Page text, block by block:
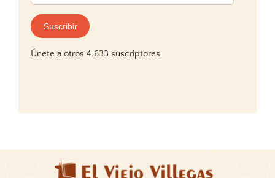
correo
electrónico:
Suscribir
Únete a otros 4.633 suscriptores